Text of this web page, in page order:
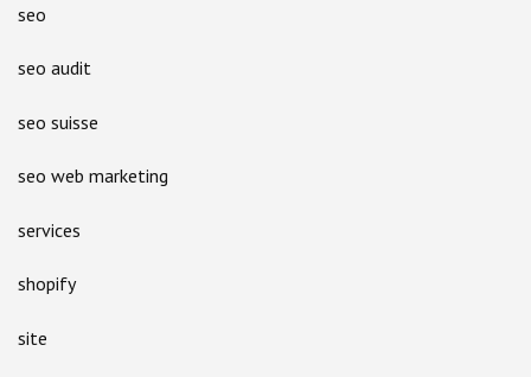
seo
seo audit
seo suisse
seo web marketing
services
shopify
site